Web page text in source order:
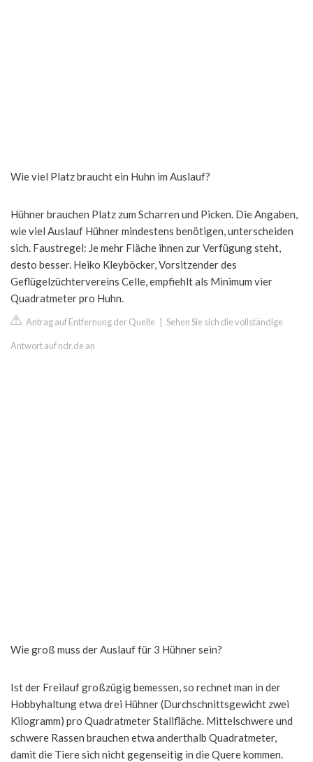
Wie viel Platz braucht ein Huhn im Auslauf?
Hühner brauchen Platz zum Scharren und Picken. Die Angaben,
wie viel Auslauf Hühner mindestens benötigen, unterscheiden
sich. Faustregel: Je mehr Fläche ihnen zur Verfügung steht,
desto besser. Heiko Kleyböcker, Vorsitzender des
Geflügelzüchtervereins Celle, empfiehlt als Minimum vier
Quadratmeter pro Huhn.
Antrag auf Entfernung der Quelle Sehen Sie sich die vollständige
Antwort auf ndr.de an
Wie groß muss der Auslauf für 3 Hühner sein?
Ist der Freilauf großzügig bemessen, so rechnet man in der
Hobbyhaltung etwa drei Hühner (Durchschnittsgewicht zwei
Kilogramm) pro Quadratmeter Stallfläche. Mittelschwere und
schwere Rassen brauchen etwa anderthalb Quadratmeter,
damit die Tiere sich nicht gegenseitig in die Quere kommen.